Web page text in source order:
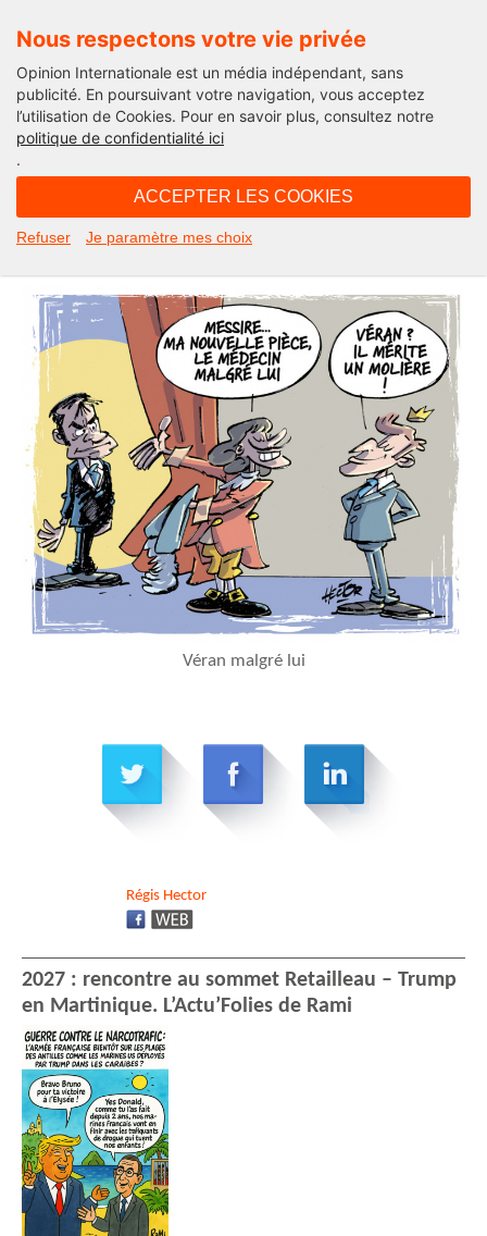
Nous respectons votre vie privée
Opinion Internationale est un média indépendant, sans
publicité. En poursuivant votre navigation, vous acceptez
l’utilisation de Cookies. Pour en savoir plus, consultez notre
politique de confidentialité ici
.
ACCEPTER LES COOKIES
Refuser Je paramètre mes choix
Actu'Folies
Le Véran malgré lui
Véran malgré lui
Régis Hector
2027 : rencontre au sommet Retailleau – Trump
en Martinique. L’Actu’Folies de Rami